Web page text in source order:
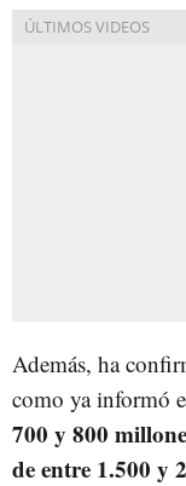
Además, ha
como ya informó
700 y 800
de entre 1.500 y